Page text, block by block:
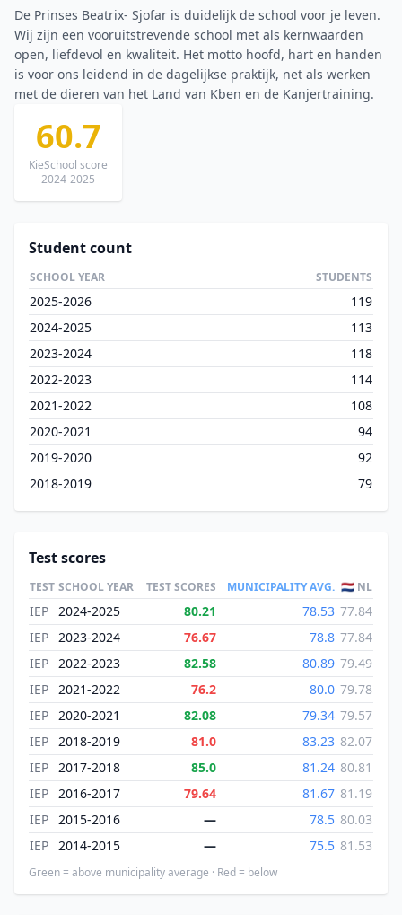
De Prinses Beatrix- Sjofar is duidelijk de school voor je leven.
Wij zijn een vooruitstrevende school met als kernwaarden
open, liefdevol en kwaliteit. Het motto hoofd, hart en handen
is voor ons leidend in de dagelijkse praktijk, net als werken
met de dieren van het Land van Kben en de Kanjertraining.
60.7
KieSchool score
2024-2025
Student count
SCHOOL YEAR STUDENTS
2025-2026
119
2024-2025
113
2023-2024
118
2022-2023
114
2021-2022
108
2020-2021
94
2019-2020
92
2018-2019
79
Test scores
TEST SCHOOL YEAR TEST SCORES MUNICIPALITY AVG. 🇳🇱 NL
IEP 2024-2025 80.21 78.53 77.84
IEP 2023-2024 76.67 78.8 77.84
IEP 2022-2023 82.58 80.89 79.49
IEP 2021-2022 76.2 80.0 79.78
IEP 2020-2021 82.08 79.34 79.57
IEP 2018-2019 81.0 83.23 82.07
IEP 2017-2018 85.0 81.24 80.81
IEP 2016-2017 79.64 81.67 81.19
IEP 2015-2016 — 78.5 80.03
IEP 2014-2015 — 75.5 81.53
Green = above municipality average · Red = below